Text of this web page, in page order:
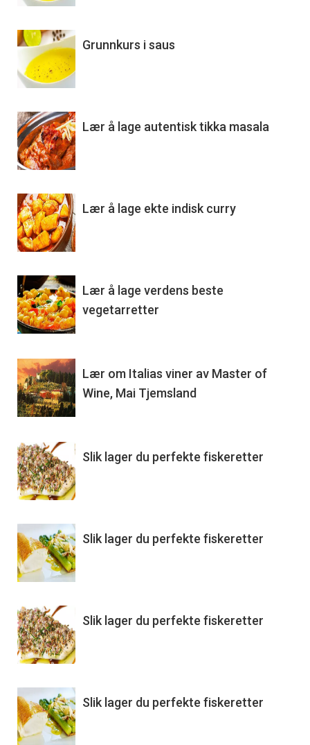
Grunnkurs i saus
Lær å lage autentisk tikka masala
Lær å lage ekte indisk curry
Lær å lage verdens beste
vegetarretter
Lær om Italias viner av Master of
Wine, Mai Tjemsland
Slik lager du perfekte fiskeretter
Slik lager du perfekte fiskeretter
Slik lager du perfekte fiskeretter
Slik lager du perfekte fiskeretter